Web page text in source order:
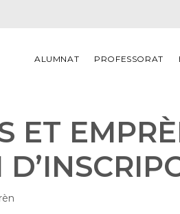
ALUMNAT PROFESSORAT
ET